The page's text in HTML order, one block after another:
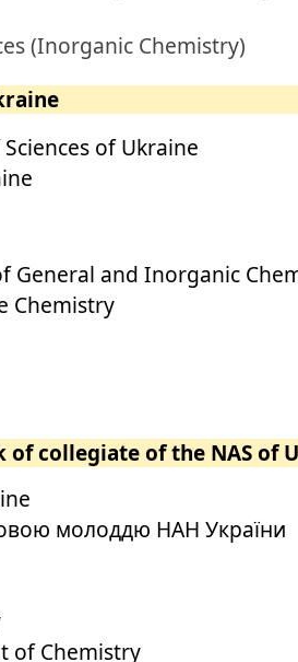
(Inorganic Chemistry)
of Ukraine
General and Inorganic
Chemistry
collegiate of the NAS of
молоддю НАН України
of Chemistry